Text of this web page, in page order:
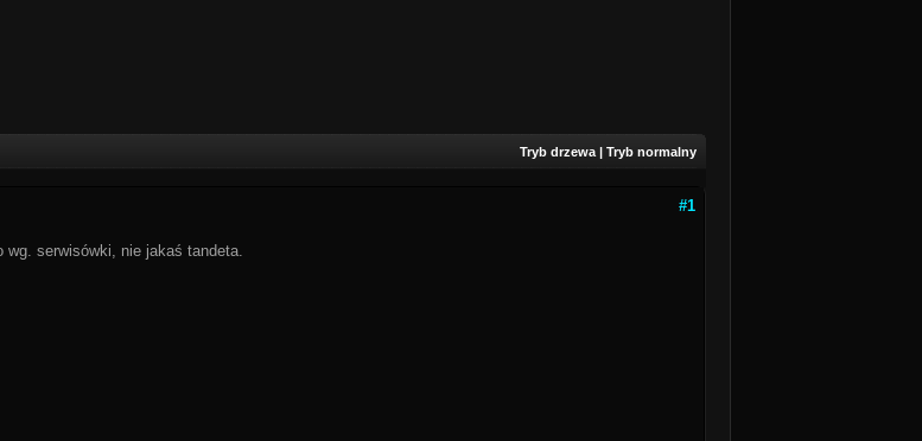
Tryb drzewa | Tryb normalny
#1
wg. serwisówki, nie jakaś tandeta.